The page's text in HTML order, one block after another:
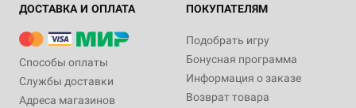
ДОСТАВКА И ОПЛАТА
Способы оплаты
Службы доставки
Адреса магазинов
ПОКУПАТЕЛЯМ
Подобрать игру
Бонусная программа
Информация о заказе
Возврат товара